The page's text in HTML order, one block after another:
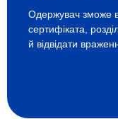
Одержувач зможе
сертифіката,
й відвідати